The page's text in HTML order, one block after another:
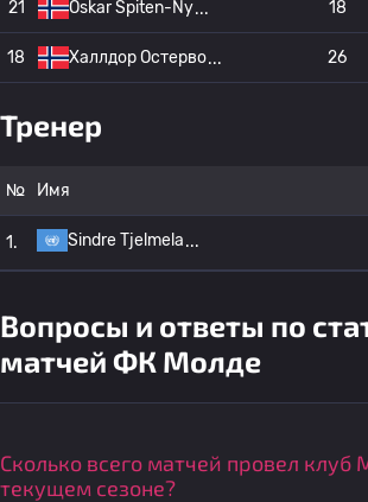
21 Oskar Spiten-Ny 18
18 Халлдор Остерво 26
Тренер
№ Имя
1. Sindre Tjelmela
Вопросы и ответы по
матчей ФК Молде
Сколько всего матчей провел клуб
текущем сезоне?